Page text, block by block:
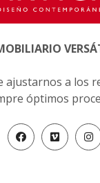
a los
óptimos